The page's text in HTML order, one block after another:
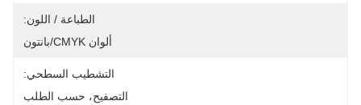
الطباعة / اللون:
ألوان CMYK/بانتون
التشطيب السطحي:
التصفيح، حسب الطلب